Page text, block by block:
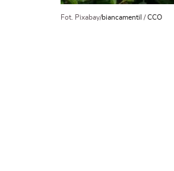
Fot. Pixabay/biancamentil /CCO